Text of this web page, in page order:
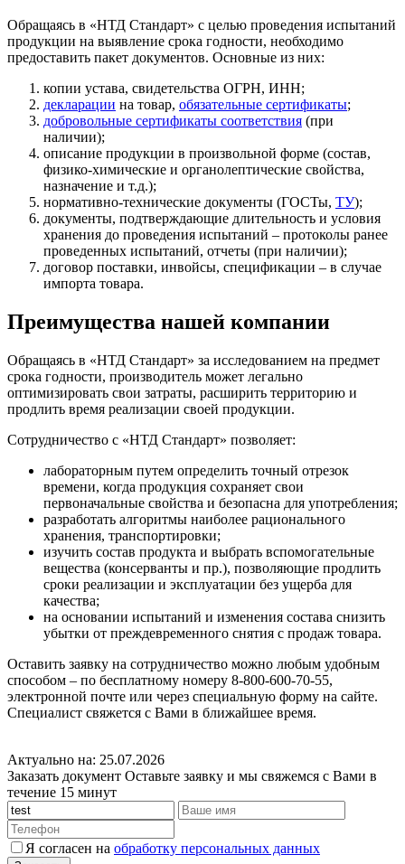
Обращаясь в «НТД Стандарт» с целью проведения испытаний
продукции на выявление срока годности, необходимо
предоставить пакет документов. Основные из них:
копии устава, свидетельства ОГРН, ИНН;
декларации на товар, обязательные сертификаты;
добровольные сертификаты соответствия (при
наличии);
описание продукции в произвольной форме (состав,
физико-химические и органолептические свойства,
назначение и т.д.);
нормативно-технические документы (ГОСТы, ТУ);
документы, подтверждающие длительность и условия
хранения до проведения испытаний – протоколы ранее
проведенных испытаний, отчеты (при наличии);
договор поставки, инвойсы, спецификации – в случае
импорта товара.
Преимущества нашей компании
Обращаясь в «НТД Стандарт» за исследованием на предмет
срока годности, производитель может легально
оптимизировать свои затраты, расширить территорию и
продлить время реализации своей продукции.
Сотрудничество с «НТД Стандарт» позволяет:
лабораторным путем определить точный отрезок
времени, когда продукция сохраняет свои
первоначальные свойства и безопасна для употребления;
разработать алгоритмы наиболее рационального
хранения, транспортировки;
изучить состав продукта и выбрать вспомогательные
вещества (консерванты и пр.), позволяющие продлить
сроки реализации и эксплуатации без ущерба для
качества;
на основании испытаний и изменения состава снизить
убытки от преждевременного снятия с продаж товара.
Оставить заявку на сотрудничество можно любым удобным
способом – по бесплатному номеру 8-800-600-70-55,
электронной почте или через специальную форму на сайте.
Специалист свяжется с Вами в ближайшее время.
Актуально на: 25.07.2026
Заказать документ Оставьте заявку и мы свяжемся с Вами в
течение 15 минут
Я согласен на обработку персональных данных